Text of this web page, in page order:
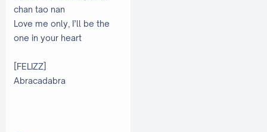
chan tao nan
Love me only, I’ll be the
one in your heart
[FELIZZ]
Abracadabra